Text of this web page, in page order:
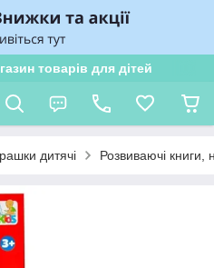
товарів для дітей
дитячі Розвиваючі книги,